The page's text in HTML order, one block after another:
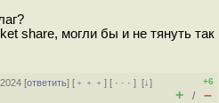
share, могли бы и не тянуть так
[ответить] [ ﹢﹢﹢] [ · · ·][↓]
+6
+ / –